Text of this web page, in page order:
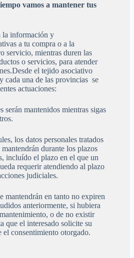
vamos a mantener tus
la información y
a tu compra o a la
servicio, mientras duren las
o servicios, para atender
el tejido asociativo
cada una de las provincias se
actuaciones:
serán mantenidos mientras sigas
los datos personales tratados
durante los plazos
incluído el plazo en el que un
requerir atendiendo al plazo
judiciales.
mantendrán en tanto no expiren
anteriormente, si hubiera
o de no existir
que el interesado solicite su
el consentimiento otorgado.